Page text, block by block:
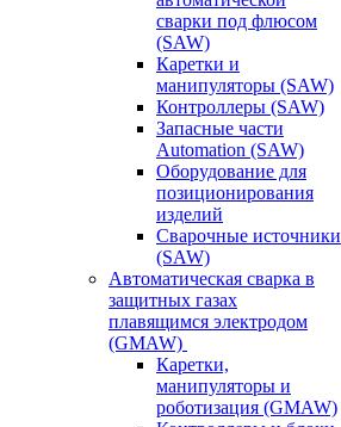
сварки под флюсом
(SAW)
Каретки и
манипуляторы (SAW)
Контроллеры (SAW)
Запасные части
Automation (SAW)
Оборудование для
позиционирования
изделий
Сварочные источники
(SAW)
Автоматическая сварка в
защитных газах
плавящимся электродом
(GMAW)
Каретки,
манипуляторы и
роботизация (GMAW)